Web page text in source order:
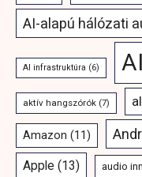
AI-alapú hálózati
AI infrastruktúra (6)
aktív hangszórók (7)
Amazon (11)
Apple (13) audio